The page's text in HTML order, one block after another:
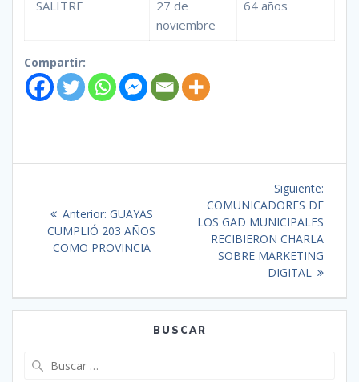
SALITRE
27 de
noviembre
64 años
Compartir:
Anterior: GUAYAS
CUMPLIÓ 203 AÑOS
COMO PROVINCIA
Siguiente:
COMUNICADORES DE
LOS GAD MUNICIPALES
RECIBIERON CHARLA
SOBRE MARKETING
DIGITAL
BUSCAR